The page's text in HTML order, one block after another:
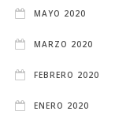
MAYO 2020
MARZO 2020
FEBRERO 2020
ENERO 2020